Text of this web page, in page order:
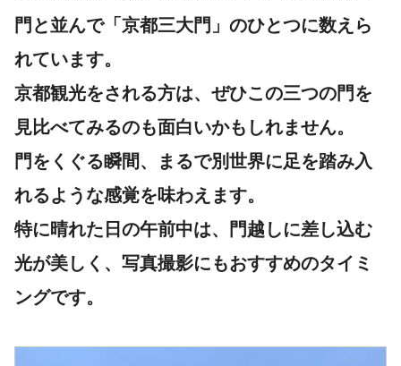
門と並んで「京都三大門」のひとつに数えら
れています。
京都観光をされる方は、ぜひこの三つの門を
見比べてみるのも面白いかもしれません。
門をくぐる瞬間、まるで別世界に足を踏み入
れるような感覚を味わえます。
特に晴れた日の午前中は、門越しに差し込む
光が美しく、写真撮影にもおすすめのタイミ
ングです。